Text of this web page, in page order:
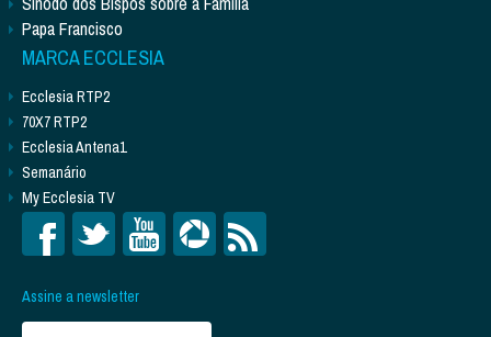
Papa Francisco
MARCA ECCLESIA
Ecclesia RTP2
70X7 RTP2
Ecclesia Antena1
Semanário
My Ecclesia TV
Assine a newsletter